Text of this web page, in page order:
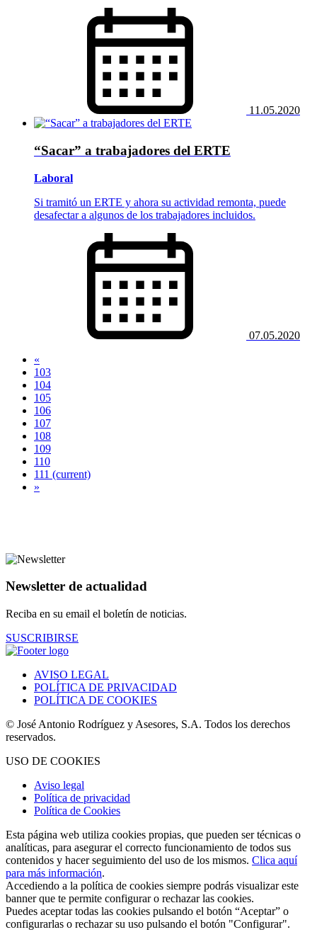
11.05.2020
“Sacar” a trabajadores del ERTE
Laboral
Si tramitó un ERTE y ahora su actividad remonta, puede
desafectar a algunos de los trabajadores incluidos.
07.05.2020
«
103
104
105
106
107
108
109
110
111 (current)
»
Newsletter de actualidad
Reciba en su email el boletín de noticias.
SUSCRIBIRSE
AVISO LEGAL
POLÍTICA DE PRIVACIDAD
POLÍTICA DE COOKIES
© José Antonio Rodríguez y Asesores, S.A. Todos los derechos
reservados.
USO DE COOKIES
Aviso legal
Política de privacidad
Política de Cookies
Esta página web utiliza cookies propias, que pueden ser técnicas o
analíticas, para asegurar el correcto funcionamiento de todos sus
contenidos y hacer seguimiento del uso de los mismos. Clica aquí
para más información.
Accediendo a la política de cookies siempre podrás visualizar este
banner que te permite configurar o rechazar las cookies.
Puedes aceptar todas las cookies pulsando el botón “Aceptar” o
configurarlas o rechazar su uso pulsando el botón "Configurar".